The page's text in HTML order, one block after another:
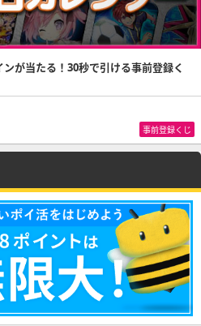
が当たる！30秒で引ける事前登録く
事前登録くじ